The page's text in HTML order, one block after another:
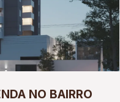
NO BAIRRO